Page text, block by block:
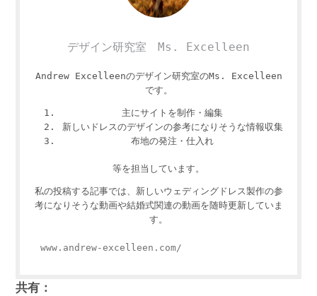
デザイン研究室 Ms. Excelleen
Andrew Excelleenのデザイン研究室のMs. Excelleen
です。
主にサイトを制作・編集
新しいドレスのデザインの参考になりそうな情報収集
布地の発注・仕入れ
等を担当しています。
私の投稿する記事では、新しいウェディングドレス製作の参
考になりそうな動画や結婚式関連の動画を随時更新していま
す。
www.andrew-excelleen.com/
共有：